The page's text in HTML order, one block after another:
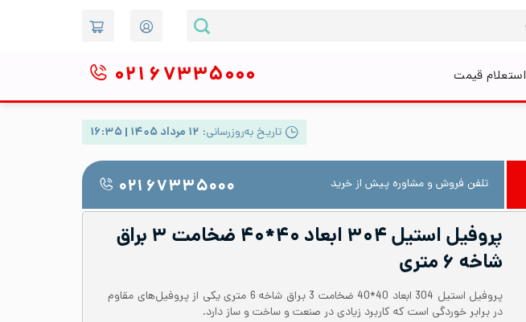
استعلام قیمت ۰۲۱ ۶۷۳۳۵۰۰۰
تاریخ به‌روزرسانی: ۱۲ مرداد ۱۴۰۵ | ۱۶:۳۵
تلفن فروش و مشاوره پیش از خرید ۰۲۱ ۶۷۳۳۵۰۰۰
پروفیل استیل ۳۰۴ ابعاد ۴۰*۴۰ ضخامت ۳ براق
شاخه ۶ متری
پروفیل استیل 304 ابعاد 40*40 ضخامت 3 براق شاخه 6 متری یکی از پروفیل‌های مقاوم
در برابر خوردگی است که کاربرد زیادی در صنعت و ساخت و ساز دارد.